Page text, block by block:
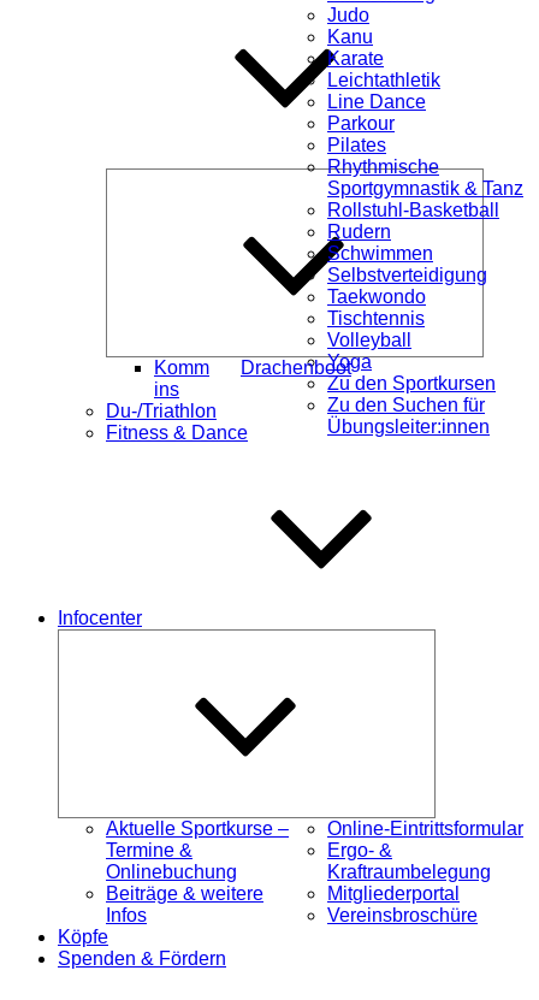
öffnen
Komm
ins
Drachenboot
Du-/Triathlon
Fitness & Dance
Judo
Kanu
Karate
Leichtathletik
Line Dance
Parkour
Pilates
Rhythmische
Sportgymnastik & Tanz
Rollstuhl-Basketball
Rudern
Schwimmen
Selbstverteidigung
Taekwondo
Tischtennis
Volleyball
Yoga
Zu den Sportkursen
Zu den Suchen für
Übungsleiter:innen
Infocenter
Aktuelle Sportkurse –
Termine &
Onlinebuchung
Beiträge & weitere
Infos
Online-Eintrittsformular
Ergo- &
Kraftraumbelegung
Mitgliederportal
Vereinsbroschüre
Köpfe
Spenden & Fördern